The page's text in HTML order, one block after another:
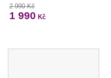
2 990 Kč
1 990 Kč